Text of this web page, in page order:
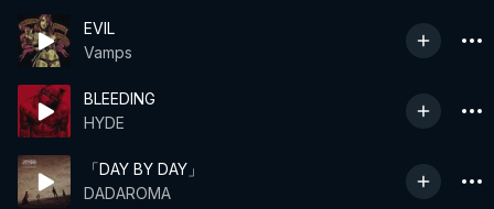
EVIL
Vamps
BLEEDING
HYDE
「DAY BY DAY」
DADAROMA